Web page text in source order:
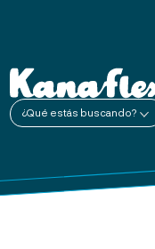
¿Qué estás buscando?